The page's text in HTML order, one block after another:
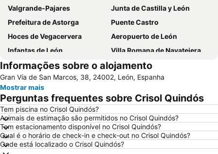
Valgrande-Pajares
Junta de Castilla y León
Prefeitura de Astorga
Puente Castro
Hoces de Vegacervera
Aeropuerto de León
Infantas de León
Villa Romana de Navatejera
San Esteban
Supernova Indie Weekend
Bairro úmido / molhado
Termas romanas menores
Ayuntamiento
Informações sobre o alojamento
Gran Vía de San Marcos, 38, 24002, León, Espanha
Mostrar mais
Perguntas frequentes sobre Crisol Quindós
Tem piscina no Crisol Quindós?
Animais de estimação são permitidos no Crisol Quindós?
Tem estacionamento disponível no Crisol Quindós?
Qual é o horário de check-in e check-out no Crisol Quindós?
Onde está localizado o Crisol Quindós?